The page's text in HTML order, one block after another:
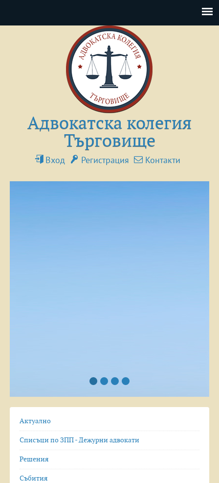
Адвокатска колегия
Търговище
Вход Регистрация Контакти
Актуално
Списъци по ЗПП - Дежурни адвокати
Решения
Събития